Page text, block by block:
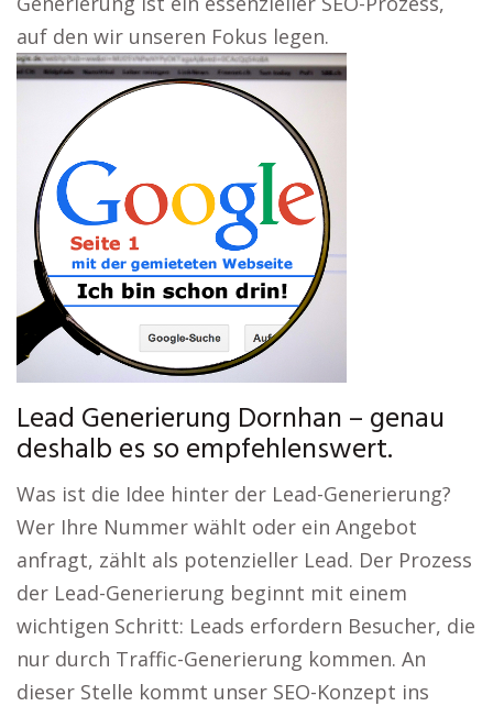
auf den wir unseren Fokus legen.
Lead Generierung Dornhan – genau
deshalb es so empfehlenswert.
Was ist die Idee hinter der Lead-Generierung?
Wer Ihre Nummer wählt oder ein Angebot
anfragt, zählt als potenzieller Lead. Der Prozess
der Lead-Generierung beginnt mit einem
wichtigen Schritt: Leads erfordern Besucher, die
nur durch Traffic-Generierung kommen. An
dieser Stelle kommt unser SEO-Konzept ins